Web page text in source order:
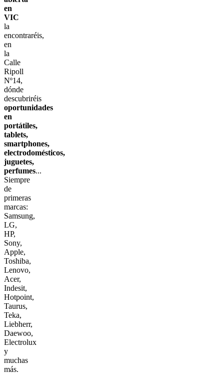
en
VIC
la
encontraréis,
en
la
Calle
Ripoll
Nº14,
dónde
descubriréis
oportunidades
en
portátiles,
tablets,
smartphones,
electrodomésticos,
juguetes,
perfumes...
Siempre
de
primeras
marcas:
Samsung,
LG,
HP,
Sony,
Apple,
Toshiba,
Lenovo,
Acer,
Indesit,
Hotpoint,
Taurus,
Teka,
Liebherr,
Daewoo,
Electrolux
y
muchas
más.